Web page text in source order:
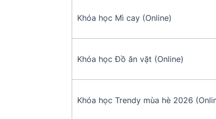
Khóa học Mì cay (Online)
Khóa học Đồ ăn vặt (Online)
Khóa học Trendy mùa hè 2026